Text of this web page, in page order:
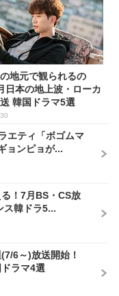
地元で観られるの
日本の地上波・ローカ
韓国ドラマ5選
エティ「ボゴムマ
ョンピョが...
！7月BS・CS放
ス韓ドラ5...
6～)放送開始！
ラマ4選